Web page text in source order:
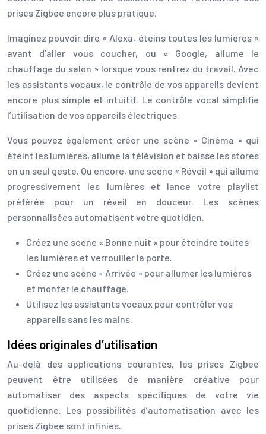
prises Zigbee encore plus pratique.
Imaginez pouvoir dire « Alexa, éteins toutes les lumières »
avant d’aller vous coucher, ou « Google, allume le
chauffage du salon » lorsque vous rentrez du travail. Avec
les assistants vocaux, le contrôle de vos appareils devient
encore plus simple et intuitif. Le contrôle vocal simplifie
l’utilisation de vos appareils électriques.
Vous pouvez également créer une scène « Cinéma » qui
éteint les lumières, allume la télévision et baisse les stores
en un seul geste. Ou encore, une scène « Réveil » qui allume
progressivement les lumières et lance votre playlist
préférée pour un réveil en douceur. Les scènes
personnalisées automatisent votre quotidien.
Créez une scène « Bonne nuit » pour éteindre toutes
les lumières et verrouiller la porte.
Créez une scène « Arrivée » pour allumer les lumières
et monter le chauffage.
Utilisez les assistants vocaux pour contrôler vos
appareils sans les mains.
Idées originales d’utilisation
Au-delà des applications courantes, les prises Zigbee
peuvent être utilisées de manière créative pour
automatiser des aspects spécifiques de votre vie
quotidienne. Les possibilités d’automatisation avec les
prises Zigbee sont infinies.